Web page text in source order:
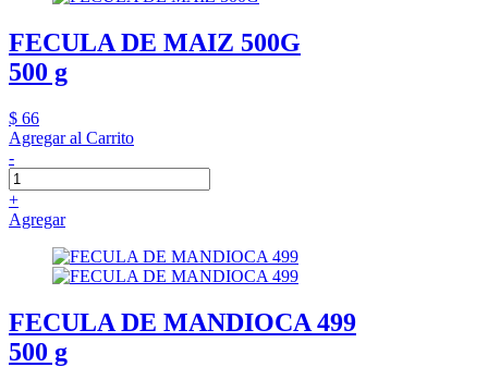
FECULA DE MAIZ 500G
500 g
$ 66
Agregar al Carrito
-
+
Agregar
FECULA DE MANDIOCA 499
500 g